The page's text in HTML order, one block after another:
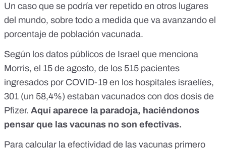
Un caso que se podría ver repetido en otros lugares
del mundo, sobre todo a medida que va avanzando el
porcentaje de población vacunada.
Según los datos públicos de Israel que menciona
Morris, el 15 de agosto, de los 515 pacientes
ingresados por COVID-19 en los hospitales israelíes,
301 (un 58,4%) estaban vacunados con dos dosis de
Pfizer. Aquí aparece la paradoja, haciéndonos
pensar que las vacunas no son efectivas.
Para calcular la efectividad de las vacunas primero